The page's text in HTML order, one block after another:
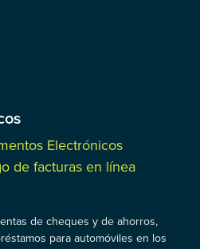
Electrónicos
de facturas en línea
de cheques y de ahorros,
para automóviles en los